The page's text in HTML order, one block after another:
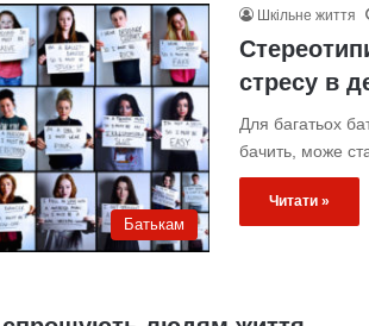
Батькам
Шкільне життя
стресу в
Для багатьох
бачить, може
Читати »